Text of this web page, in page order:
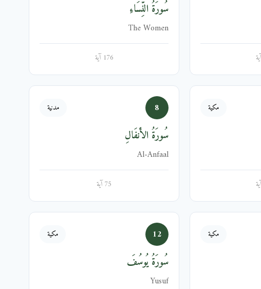
سُورَةُ النِّسَاءِ
The Women
176 آية
مكية 8 مدنية
سُورَةُ الأَنفَالِ
Al-Anfaal
75 آية
مكية 12 مكية
سُورَةُ يُوسُفَ
Yusuf